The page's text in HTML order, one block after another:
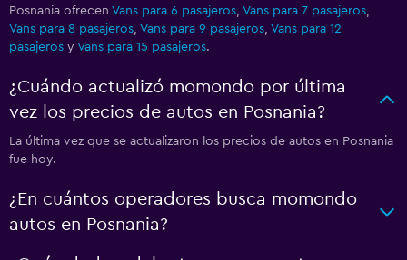
Posnania ofrecen Vans para 6 pasajeros, Vans para 7 pasajeros,
Vans para 8 pasajeros, Vans para 9 pasajeros, Vans para 12
pasajeros y Vans para 15 pasajeros.
¿Cuándo actualizó momondo por última
vez los precios de autos en Posnania?
La última vez que se actualizaron los precios de autos en Posnania
fue hoy.
¿En cuántos operadores busca momondo
autos en Posnania?